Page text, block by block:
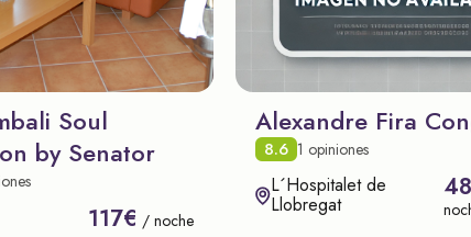
Soul
by Senator
117€ / noche
Alexandre Fira
8.6 1 opiniones
L´Hospitalet de
Llobregat